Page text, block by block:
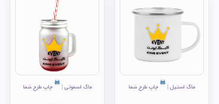
ماگ استيل | چاپ طرح شما ماگ اسموتی | چاپ طرح شما